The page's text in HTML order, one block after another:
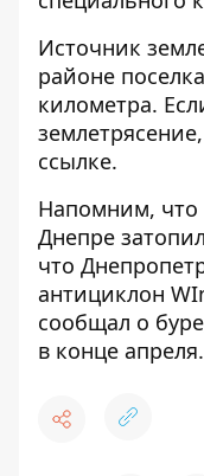
Источник
районе
километра.
ссылке.
Напомним, что
Днепре
что
антициклон
сообщал о
в конце апреля.